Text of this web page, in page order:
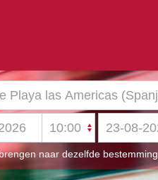
naar dezelfde bestemming